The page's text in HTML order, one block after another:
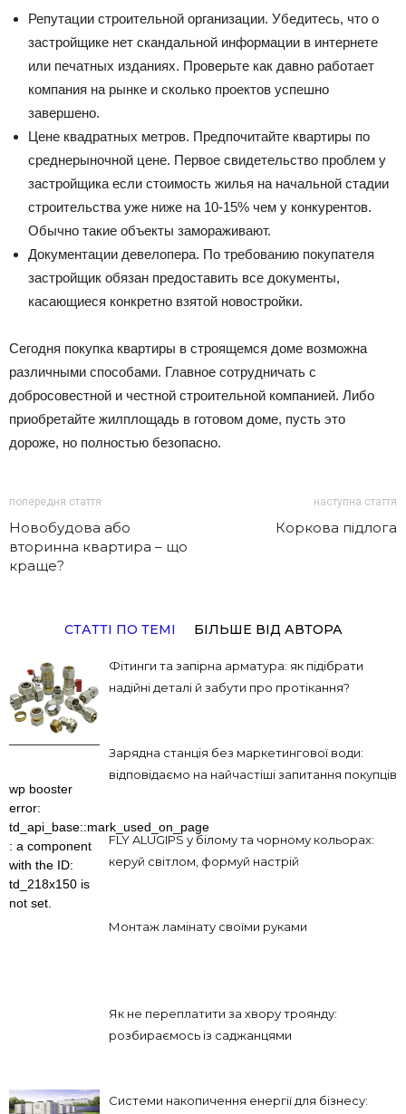
Репутации строительной организации. Убедитесь, что о
застройщике нет скандальной информации в интернете
или печатных изданиях. Проверьте как давно работает
компания на рынке и сколько проектов успешно
завершено.
Цене квадратных метров. Предпочитайте квартиры по
среднерыночной цене. Первое свидетельство проблем у
застройщика если стоимость жилья на начальной стадии
строительства уже ниже на 10-15% чем у конкурентов.
Обычно такие объекты замораживают.
Документации девелопера. По требованию покупателя
застройщик обязан предоставить все документы,
касающиеся конкретно взятой новостройки.
Сегодня покупка квартиры в строящемся доме возможна
различными способами. Главное сотрудничать с
добросовестной и честной строительной компанией. Либо
приобретайте жилплощадь в готовом доме, пусть это
дороже, но полностью безопасно.
попередня стаття
Новобудова або
вторинна квартира – що
краще?
наступна стаття
Коркова підлога
СТАТТІ ПО ТЕМІ БІЛЬШЕ ВІД АВТОРА
Фітинги та запірна арматура: як підібрати
надійні деталі й забути про протікання?
wp booster
error:
td_api_base::mark_used_on_page
: a component
with the ID:
td_218x150 is
not set.
Зарядна станція без маркетингової води:
відповідаємо на найчастіші запитання покупців
FLY ALUGIPS у білому та чорному кольорах:
керуй світлом, формуй настрій
Монтаж ламінату своїми руками
Як не переплатити за хвору троянду:
розбираємось із саджанцями
Системи накопичення енергії для бізнесу: